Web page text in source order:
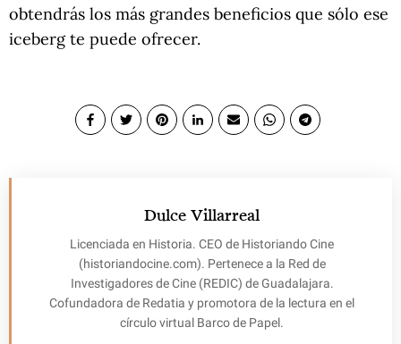
obtendrás los más grandes beneficios que sólo ese
iceberg te puede ofrecer.
Dulce Villarreal
Licenciada en Historia. CEO de Historiando Cine
(historiandocine.com). Pertenece a la Red de
Investigadores de Cine (REDIC) de Guadalajara.
Cofundadora de Redatia y promotora de la lectura en el
círculo virtual Barco de Papel.